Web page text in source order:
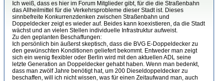
Ich weiß, dass es hier im Forum Mitglieder gibt, für die die Straßenbahn
das Allheilmittel für die Verkehrsprobleme dieser Stadt ist. Dieses
sinnbefreite Konkurrenzdenken zwischen Straßenbahn und
Doppeldecker zeigt es wieder auf. Beides kann koexistieren, da die Stadt
wächst und an vielen Stellen individuelle Infrastruktur aufweist.
Zu den geplanten Beschaffungen:
Ich persönlich bin äußerst skeptisch, dass die BVG E-Doppeldecker zu
den gewünschten Konditionen geliefert bekommt. Entweder man zeigt
sich ein wenig flexibler oder Berlin wird mit den aktuellen ADL seine
letzte Generation an Doppeldecker gehabt haben. Wenn man bedenkt,
dass man zwölf Jahre benötigt hat, um 200 Dieseldoppeldecker zu
beschaffen, will ich nicht wissen, was für einen Zeitaufwand man, auch